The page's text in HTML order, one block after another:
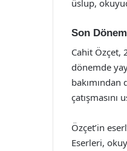
üslup,
Son
Cahit Özçet,
dönemde
çatışmasını
Özçet’in
Eserleri,